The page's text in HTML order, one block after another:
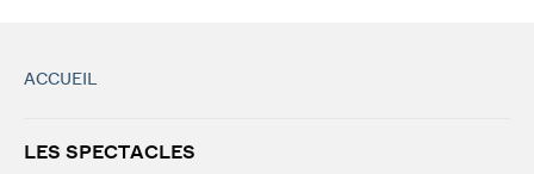
ACCUEIL
LES SPECTACLES